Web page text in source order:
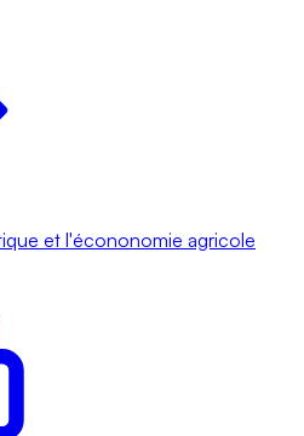
et l'écononomie agricole